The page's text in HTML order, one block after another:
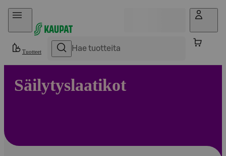
Hyppää sisältöön
Tuotteet
Säilytyslaatikot